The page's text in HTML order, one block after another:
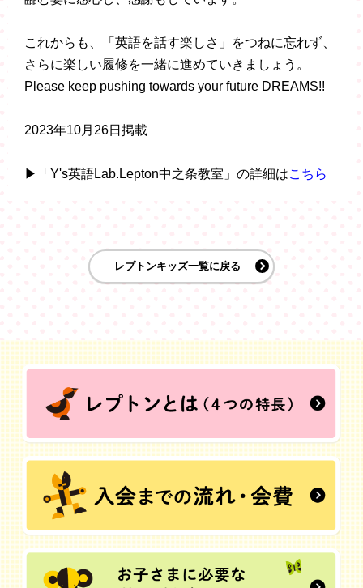
これからも、「英語を話す楽しさ」をつねに忘れず、
さらに楽しい履修を一緒に進めていきましょう。
Please keep pushing towards your future DREAMS!!
2023年10月26日掲載
▶「Y's英語Lab.Lepton中之条教室」の詳細はこちら
レプトンキッズ一覧に戻る